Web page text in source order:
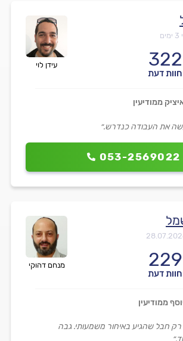
עידן לוי 322
חוות דעת
053-2569022
ממודיעין
עשה את העבודה כנדרש.״
מנחם דהוקי 229
חוות דעת
ממודיעין
רק חבל שהגיע באיחור משמעותי. גבה